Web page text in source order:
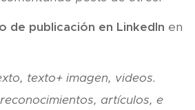
de publicación en LinkedIn en
texto+ imagen, videos.
artículos, e